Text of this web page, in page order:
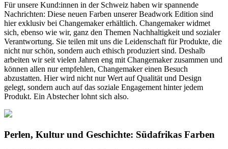
Für unsere Kund:innen in der Schweiz haben wir spannende
Nachrichten: Diese neuen Farben unserer Beadwork Edition sind
hier exklusiv bei Changemaker erhältlich. Changemaker widmet
sich, ebenso wie wir, ganz den Themen Nachhaltigkeit und sozialer
Verantwortung. Sie teilen mit uns die Leidenschaft für Produkte, die
nicht nur schön, sondern auch ethisch produziert sind. Deshalb
arbeiten wir seit vielen Jahren eng mit Changemaker zusammen und
können allen nur empfehlen, Changemaker einen Besuch
abzustatten. Hier wird nicht nur Wert auf Qualität und Design
gelegt, sondern auch auf das soziale Engagement hinter jedem
Produkt. Ein Abstecher lohnt sich also.
Perlen, Kultur und Geschichte: Südafrikas Farben